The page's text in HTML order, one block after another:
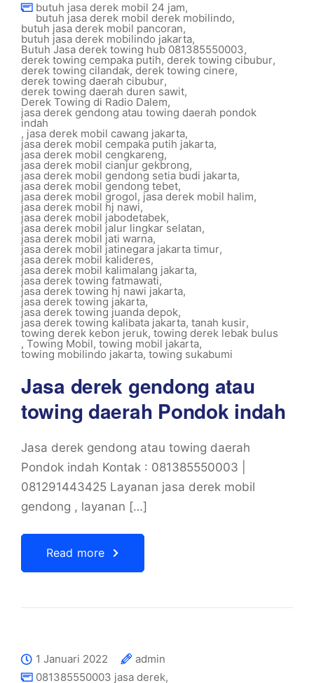
butuh jasa derek mobil 24 jam,
butuh jasa derek mobil derek mobilindo,
butuh jasa derek mobil pancoran,
butuh jasa derek mobilindo jakarta,
Butuh Jasa derek towing hub 081385550003,
derek towing cempaka putih, derek towing cibubur,
derek towing cilandak, derek towing cinere,
derek towing daerah cibubur,
derek towing daerah duren sawit,
Derek Towing di Radio Dalem,
jasa derek gendong atau towing daerah pondok
indah
, jasa derek mobil cawang jakarta,
jasa derek mobil cempaka putih jakarta,
jasa derek mobil cengkareng,
jasa derek mobil cianjur gekbrong,
jasa derek mobil gendong setia budi jakarta,
jasa derek mobil gendong tebet,
jasa derek mobil grogol, jasa derek mobil halim,
jasa derek mobil hj nawi,
jasa derek mobil jabodetabek,
jasa derek mobil jalur lingkar selatan,
jasa derek mobil jati warna,
jasa derek mobil jatinegara jakarta timur,
jasa derek mobil kalideres,
jasa derek mobil kalimalang jakarta,
jasa derek towing fatmawati,
jasa derek towing hj nawi jakarta,
jasa derek towing jakarta,
jasa derek towing juanda depok,
jasa derek towing kalibata jakarta, tanah kusir,
towing derek kebon jeruk,towing derek lebak bulus
, Towing Mobil, towing mobil jakarta,
towing mobilindo jakarta, towing sukabumi
Jasa derek gendong atau
towing daerah Pondok indah
Jasa derek gendong atau towing daerah
Pondok indah Kontak : 081385550003 |
081291443425 Layanan jasa derek mobil
gendong , layanan […]
Read more
1 Januari 2022
admin
081385550003 jasa derek,